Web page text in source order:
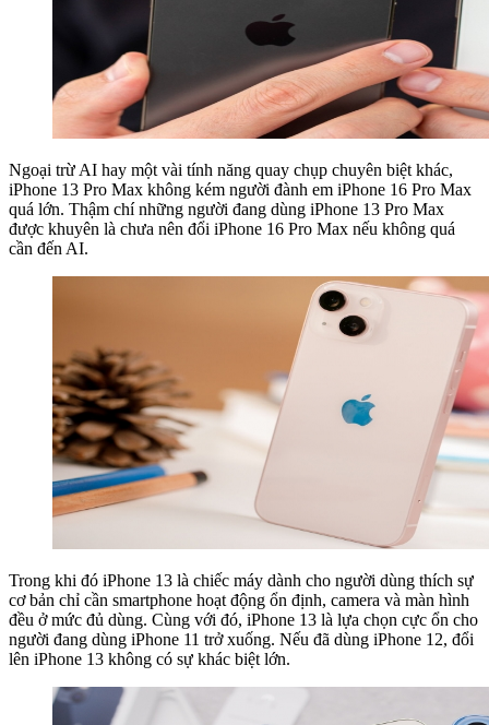
Ngoại trừ AI hay một vài tính năng quay chụp chuyên biệt khác,
iPhone 13 Pro Max không kém người đành em iPhone 16 Pro Max
quá lớn. Thậm chí những người đang dùng iPhone 13 Pro Max
được khuyên là chưa nên đổi iPhone 16 Pro Max nếu không quá
cần đến AI.
Trong khi đó iPhone 13 là chiếc máy dành cho người dùng thích sự
cơ bản chỉ cần smartphone hoạt động ổn định, camera và màn hình
đều ở mức đủ dùng. Cùng với đó, iPhone 13 là lựa chọn cực ổn cho
người đang dùng iPhone 11 trở xuống. Nếu đã dùng iPhone 12, đổi
lên iPhone 13 không có sự khác biệt lớn.